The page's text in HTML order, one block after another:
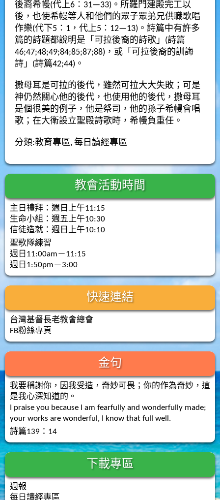
後裔希幔(代上6∶31—33)。所羅門建殿完工以
後，也使希幔等人和他們的眾子眾弟兄供職歌唱
作樂(代下5∶1，代上5∶12—13)。詩篇中有許多
篇的詩題都說明是「可拉後裔的詩歌」(詩篇
46;47;48;49;84;85;87;88)，或「可拉後裔的訓誨
詩」(詩篇42;44)。
撒母耳是可拉的後代，雖然可拉大大失敗；可是
神仍然關心他的後代，也使用他的後代，撒母耳
是個很美的例子，他是祭司，他的孫子希幔會唱
歌；在大衛設立聖殿詩歌時，希幔負重任。
分類:教育專區, 每日讀經專區
教會活動時間
主日禮拜：週日上午11:15
生命小組：週五上午10:30
信徒造就：週日上午10:10
聖歌隊練習
週日11:00am－11:15
週日1:50pm－3:00
快速連結
台灣基督長老教會總會
FB粉絲專頁
金句
我要稱謝你，因我受造，奇妙可畏；你的作為奇妙，這
是我心深知道的。
I praise you because I am fearfully and wonderfully made;
your works are wonderful, I know that full well.
詩篇139：14
下載專區
週報
每日讀經專區